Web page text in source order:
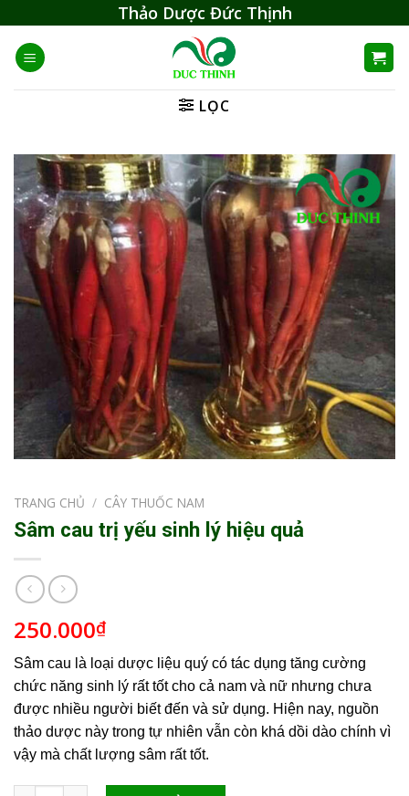
content
Thảo Dược Đức Thịnh
LỌC
TRANG CHỦ / CÂY THUỐC NAM
Sâm cau trị yếu sinh lý hiệu quả
250.000₫
Sâm cau là loại dược liệu quý có tác dụng tăng cường
chức năng sinh lý rất tốt cho cả nam và nữ nhưng chưa
được nhiều người biết đến và sử dụng. Hiện nay, nguồn
thảo dược này trong tự nhiên vẫn còn khá dồi dào chính vì
vậy mà chất lượng sâm rất tốt.